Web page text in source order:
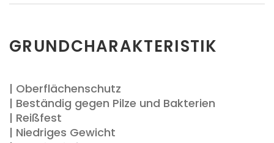
GRUNDCHARAKTERISTIK
| Oberflächenschutz
| Beständig gegen Pilze und Bakterien
| Reißfest
| Niedriges Gewicht